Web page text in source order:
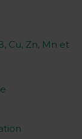
Cu, Zn, Mn et